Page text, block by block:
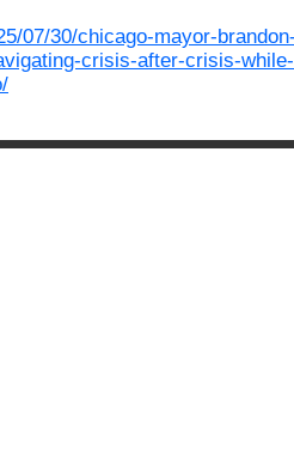
07/30/chicago-mayor-
crisis-after-crisis-while-